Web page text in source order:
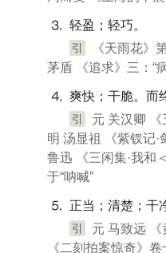
⒊ 轻盈；轻巧。
引
《天雨花》
茅盾 《追求》三：“
⒋ 爽快；干脆。而终
引
元 关汉卿 《
明 汤显祖 《紫钗记·
鲁迅 《三闲集·我和
于“呐喊”
⒌ 正当；清楚；干
引
元 马致远 《
《二刻拍案惊奇》